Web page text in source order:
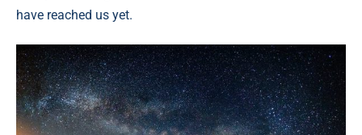
have reached us yet.